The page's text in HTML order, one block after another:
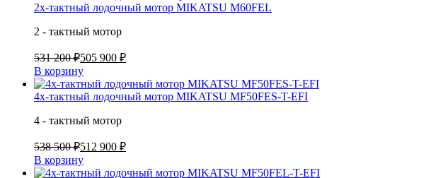
2х-тактный лодочный мотор MIKATSU M60FEL
2 - тактный мотор
531 200 ₽505 900 ₽
В корзину
4х-тактный лодочный мотор MIKATSU MF50FES-T-EFI
4 - тактный мотор
538 500 ₽512 900 ₽
В корзину